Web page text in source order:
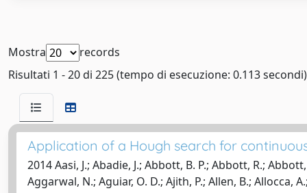
Mostra
records
Risultati 1 - 20 di 225 (tempo di esecuzione: 0.113
Application of a Hough search for
2014 Aasi, J.; Abadie, J.; Abbott, B. P.; Abbott, R.; Abbott, T.; Abernathy, M. R.; Accadia, T.; Acernese, F.; Adams, C.; Adams, T.; Adhikari, R. X.; Affeldt, C.; Agathos, M.; Aggarwal, N.; Aguiar, O. D.; Ajith, P.; Allen, B.; Allocca, A.; Amador Ceron, E.; Amariutei, D.; Anderson, R. A.; Anderson, S. B.; Anderson, W. G.; Arai, K.; Araya, M. C.; Arceneaux, C.; Areeda, J.; Ast, S.; Aston, S. M.; Astone, P.; Aufmuth, P.; Aulbert, C.; Austin, L.; Aylott, B. E.; Babak, S.; Baker, P. T.; Ballardin, G.; Ballmer, S. W.; Barayoga, J. C.; Barker, D.; Barnum, S. H.; Barone, F.; Barr, B.; Barsotti, L.; Barsuglia, M.; Barton, M. A.; Bartos, I.; Bassiri, R.; Basti, A.; Batch, J.; Bauchrowitz, J.; Bauer, Th S.; Bebronne, M.; Behnke, B.; Bejger, M.; Beker, M. G.; Bell, A. S.; Bell, C.; Belopolski, I.; Bergmann, G.; Berliner, J. M.; Bersanetti, D.; Bertolini, A.; Bessis, D.; Betzwieser, J.; Beyersdorf, P. T.; Bhadbhade, T.; Bilenko, I. A.; Billingsley, G.; Birch, J.; Bitossi, M.; Bizouard, M. A.; Black, E.; Blackburn, J. K.; Blackburn, L.; Blair, D.; Blom, M.; Bock, O.; Bodiya, T. P.; Boer, M.; Bogan, C.; Bond, C.; Bondu, F.; Bonelli, L.; Bonnand, R.; Bork, R.; Born, M.; Boschi, V.; Bose, S.; Bosi, L.; Bowers, J.; Bradaschia, C.; Brady, P. R.; Braginsky, V. B.; Branchesi, M.; Brannen, C. A.; Brau, J. E.; Breyer, J.; Briant, T.; Bridges, D. O.; Brillet, A.; Brinkmann, M.; Brisson, V.; Britzger, M.; Brooks, A. F.; Brown, D. A.; Brown, D. D.; Br?ckner, F.; Bulik, T.; Bulten, H. J.; Buonanno, A.; Buskulic, D.; Buy, C.; Byer, R. L.; Cadonati, L.; Cagnoli, G.; Bustillo, J. Calder?n.; Calloni, Enrico; Camp, J. B.; Campsie, P.; Cannon, K. C.; Canuel, B.; Cao, J.; Capano, C. D.; Carbognani, F.; Carbone, L.; Caride, S.; Castiglia, A.; Caudill, S.; Cavagli?, M.; Cavalier, F.; Cavalieri, R.; Cella, G.; Cepeda, C.; Cesarini, E.; Chakraborty, R.; Chalermsongsak, T.; Chao, S.; Charlton, P.; Chassande Mottin, E.; Chen, X.; Chen, Y.; Chincarini, A.; Chiummo, A.; Cho, H. S.; Chow, J.; Christensen, N.; Chu, Q.; Chua, S. S. Y.; Chung, S.; Ciani, G.; Clara, F.; Clark, D. E.; Clark, J. A.; Cleva, F.; Coccia, E.; Cohadon, P. F.; Colla, A.; Colombini, M.; Constancio, M.; Conte, A.; Conte, R.; Cook, D.; Corbitt, T. R.; Cordier, M.; Cornish, N.; Corsi, A.; Costa, C. A.; Coughlin, M. W.; Coulon, J. P.; Countryman, S.; Couvares, P.; Coward, D. M.; Cowart, M.; Coyne, D. C.; Craig, K.; Creighton, J. D. E.; Creighton, T. D.; Crowder, S. G.; Cumming, A.; Cunningham, L.; Cuoco, E.; Dahl, K.; Dal Canton, T.; Damjanic, M.; Danilishin, S. L.; D?antonio, S.; Danzmann, K.; Dattilo, V.; Daudert, B.; Daveloza, H.; Davier, M.; Davies, G. S.; Daw, E. J.; Day, R.; Dayanga, T.; Debreczeni, G.; Degallaix, J.; Deleeuw, E.; Del?glise, S.; Del Pozzo, W.; Denker, T.; Dent, T.; Dereli, H.; Dergachev, V.; Derosa, R. T.; De Rosa, Rosario; Desalvo, R.; Dhurandhar, S.; D?az, M.; Dietz, A.; Di Fiore, L.; Di Lieto, A.; Di Palma, I.; Di Virgilio, A.; Dmitry, K.; Donovan, F.; Dooley, K. L.; Doravari, S.; Drago, M.; Drever, R. W. P.; Driggers, J. C.; Du, Z.; Dumas, J. C.; Dwyer, S.; Eberle, T.; Edwards, M.; Effler, A.; Ehrens, P.; Eichholz, J.; Eikenberry, S. S.; Endrhoczi, G.; Essick, R.; Etzel, T.; Evans, K.; Evans, M.; Evans, T.; Factourovich, M.; Fafone, V.; Fairhurst, S.; Fang, Q.; Farinon, S.; Farr, B.; Farr, W.; Favata, M.; Fazi, D.;